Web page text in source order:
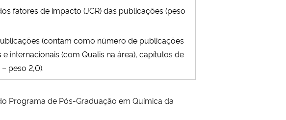
fatores de impacto (JCR) das publicações (peso
(contam como número de publicações
internacionais (com Qualis na área), capítulos de
peso 2,0).
Programa de Pós-Graduação em Química da